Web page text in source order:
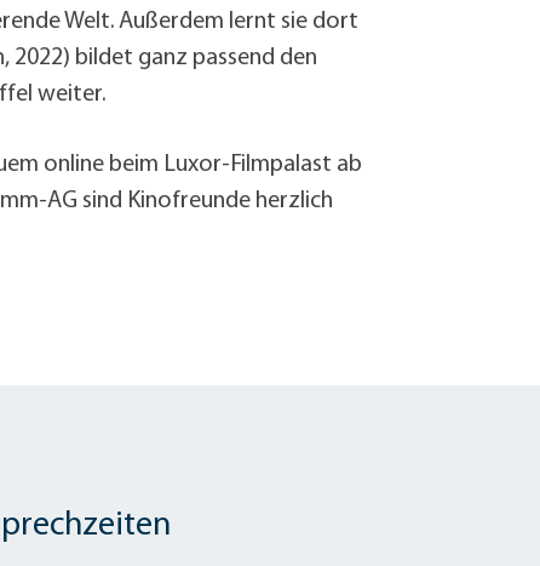
Welt. Außerdem lernt sie dort
2022) bildet ganz passend den
weiter.
online beim Luxor-Filmpalast ab
AG sind Kinofreunde herzlich